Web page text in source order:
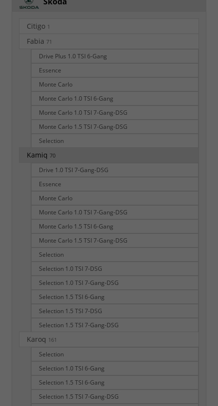
Citigo 1
Fabia 71
Drive Plus 1.0 TSI 6-Gang
Essence
Monte Carlo
Monte Carlo 1.0 TSI 6-Gang
Monte Carlo 1.0 TSI 7-Gang-DSG
Monte Carlo 1.5 TSI 7-Gang-DSG
Selection
Kamiq 70
Drive 1.0 TSI 7-Gang-DSG
Essence
Monte Carlo
Monte Carlo 1.0 TSI 7-Gang-DSG
Monte Carlo 1.5 TSI 6-Gang
Monte Carlo 1.5 TSI 7-Gang-DSG
Selection
Selection 1.0 TSI 7-DSG
Selection 1.0 TSI 7-Gang-DSG
Selection 1.5 TSI 6-Gang
Selection 1.5 TSI 7-DSG
Selection 1.5 TSI 7-Gang-DSG
Karoq 161
Selection
Selection 1.0 TSI 6-Gang
Selection 1.5 TSI 6-Gang
Selection 1.5 TSI 7-Gang-DSG